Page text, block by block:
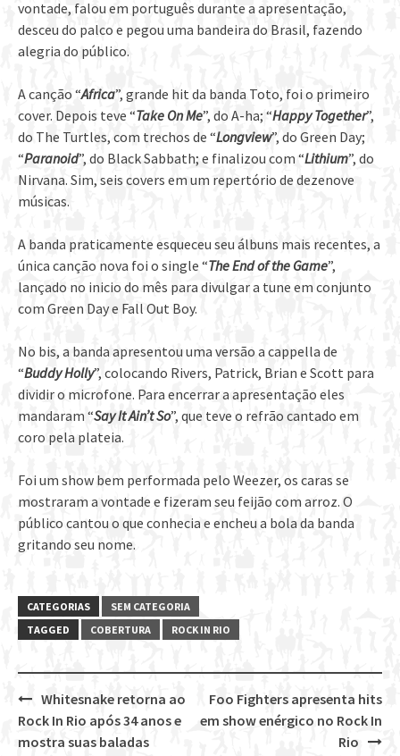
vontade, falou em português durante a apresentação,
desceu do palco e pegou uma bandeira do Brasil, fazendo
alegria do público.
A canção “Africa”, grande hit da banda Toto, foi o primeiro
cover. Depois teve “Take On Me”, do A-ha; “Happy Together”,
do The Turtles, com trechos de “Longview”, do Green Day;
“Paranoid”, do Black Sabbath; e finalizou com “Lithium”, do
Nirvana. Sim, seis covers em um repertório de dezenove
músicas.
A banda praticamente esqueceu seu álbuns mais recentes, a
única canção nova foi o single “The End of the Game”,
lançado no inicio do mês para divulgar a tune em conjunto
com Green Day e Fall Out Boy.
No bis, a banda apresentou uma versão a cappella de
“Buddy Holly”, colocando Rivers, Patrick, Brian e Scott para
dividir o microfone. Para encerrar a apresentação eles
mandaram “Say It Ain’t So”, que teve o refrão cantado em
coro pela plateia.
Foi um show bem performada pelo Weezer, os caras se
mostraram a vontade e fizeram seu feijão com arroz. O
público cantou o que conhecia e encheu a bola da banda
gritando seu nome.
CATEGORIAS
SEM CATEGORIA
TAGGED
COBERTURA ROCK IN RIO
Post
navigation
Foo Fighters apresenta hits
em show enérgico no Rock In
Rio
Whitesnake retorna ao
Rock In Rio após 34 anos e
mostra suas baladas